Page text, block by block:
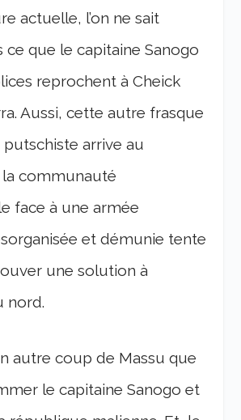
actuelle, l’on ne sait
ce que le capitaine Sanogo
reprochent à Cheick
Aussi, cette autre frasque
arrive au
communauté
face à une armée
et démunie tente
une solution à
nord.
autre coup de Massu que
le capitaine Sanogo et